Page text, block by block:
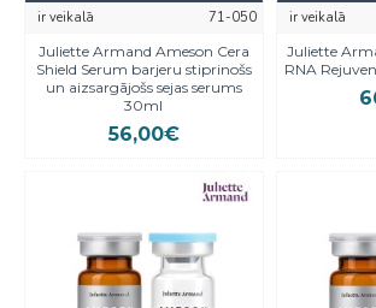
ir veikalā
71-050
Juliette Armand Ameson Cera
Shield Serum barjeru stiprinošs
un aizsargājošs sejas serums
30ml
56,00€
ir veikalā
Juliette
RNA